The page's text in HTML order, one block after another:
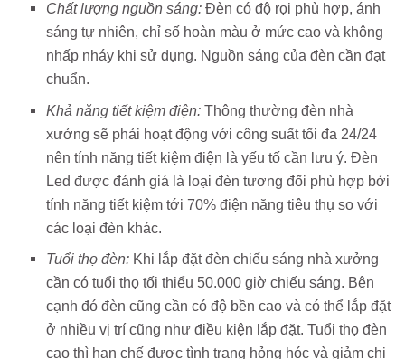
Chất lượng nguồn sáng: Đèn có độ rọi phù hợp, ánh
sáng tự nhiên, chỉ số hoàn màu ở mức cao và không
nhấp nháy khi sử dụng. Nguồn sáng của đèn cần đạt
chuẩn.
Khả năng tiết kiệm điện: Thông thường đèn nhà
xưởng sẽ phải hoạt động với công suất tối đa 24/24
nên tính năng tiết kiệm điện là yếu tố cần lưu ý. Đèn
Led được đánh giá là loại đèn tương đối phù hợp bởi
tính năng tiết kiệm tới 70% điện năng tiêu thụ so với
các loại đèn khác.
Tuổi thọ đèn: Khi lắp đặt đèn chiếu sáng nhà xưởng
cần có tuổi thọ tối thiểu 50.000 giờ chiếu sáng. Bên
cạnh đó đèn cũng cần có độ bền cao và có thể lắp đặt
ở nhiều vị trí cũng như điều kiện lắp đặt. Tuổi thọ đèn
cao thì hạn chế được tình trạng hỏng hóc và giảm chi